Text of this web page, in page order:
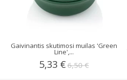
Gaivinantis skutimosi muilas 'Green
Line',...
5,33 € 6,50 €